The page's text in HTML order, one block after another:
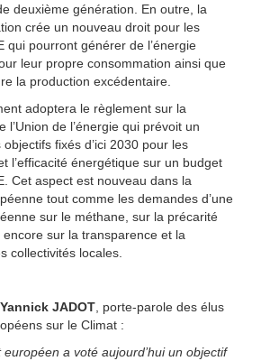
deuxième génération. En outre, la
crée un nouveau droit pour les
qui pourront générer de l’énergie
leur propre consommation ainsi que
la production excédentaire.
adoptera le règlement sur la
l’Union de l’énergie qui prévoit un
fixés d’ici 2030 pour les
l’efficacité énergétique sur un budget
Cet aspect est nouveau dans la
tout comme les demandes d’une
sur le méthane, sur la précarité
sur la transparence et la
collectivités locales.
Yannick JADOT, porte-parole des élus
sur le Climat :
a voté aujourd’hui un objectif